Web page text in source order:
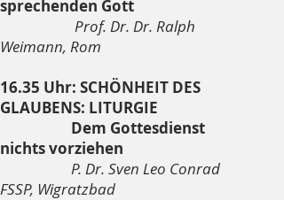
sprechenden Gott
Prof. Dr. Dr. Ralph
Weimann, Rom
16.35 Uhr: SCHÖNHEIT DES
GLAUBENS: LITURGIE
Dem Gottesdienst
nichts vorziehen
P. Dr. Sven Leo Conrad
FSSP, Wigratzbad